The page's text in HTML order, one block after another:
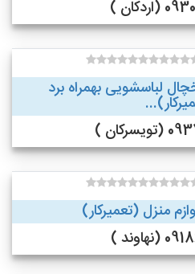
)
لباسشویی بهمراه برد
)
منزل (تعمیرکار)
)